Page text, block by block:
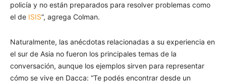
policía y no están preparados para resolver problemas como
el de ISIS“, agrega Colman.
Naturalmente, las anécdotas relacionadas a su experiencia en
el sur de Asia no fueron los principales temas de la
conversación, aunque los ejemplos sirven para representar
cómo se vive en Dacca: “Te podés encontrar desde un